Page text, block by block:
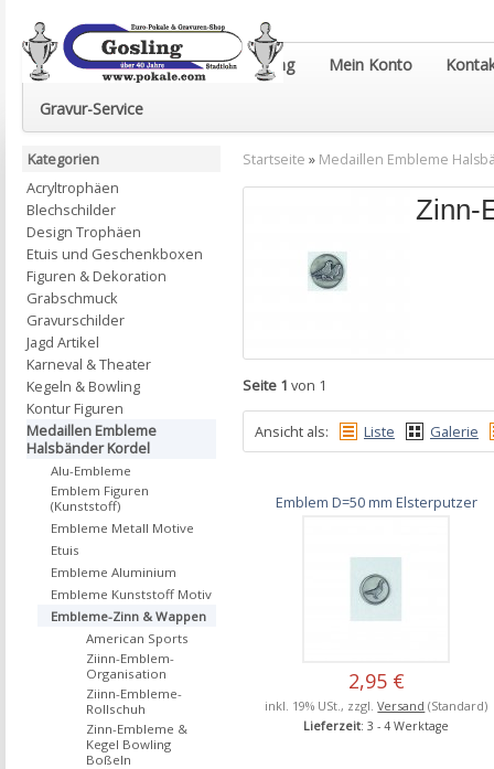
Euro-Pokale & Gravur-Shop Gosling Mein Konto
Gravur-Service
Startseite » Medaillen Embleme
Zinn-
Seite 1 von 1
Ansicht als: Liste Galerie
Emblem D=50 mm Elsterputzer
2,95 €
inkl. 19% USt., zzgl.Versand (Standard)
Lieferzeit: 3 - 4 Werktage
Kategorien
Acryltrophäen
Blechschilder
Design Trophäen
Etuis und Geschenkboxen
Figuren & Dekoration
Grabschmuck
Gravurschilder
Jagd Artikel
Karneval & Theater
Kegeln & Bowling
Kontur Figuren
Medaillen Embleme
Halsbänder Kordel
Alu-Embleme
Emblem Figuren
(Kunststoff)
Embleme Metall Motive
Etuis
Embleme Aluminium
Embleme Kunststoff Motiv
Embleme-Zinn & Wappen
American Sports
Ziinn-Emblem-
Organisation
Ziinn-Embleme-
Rollschuh
Zinn-Embleme &
Kegel Bowling
Boßeln